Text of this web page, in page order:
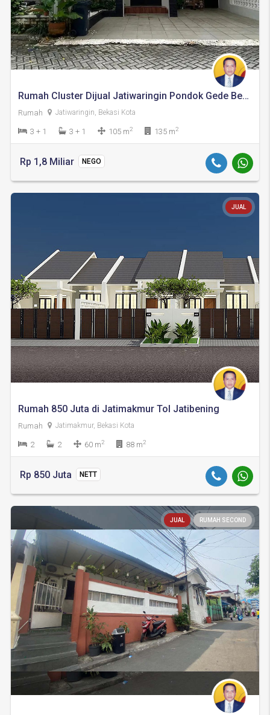
Rumah Cluster Dijual Jatiwaringin Pondok Gede Bekasi
Rumah Jatiwaringin, Bekasi Kota
3 + 1 3 + 1 105 m2 135 m2
Rp 1,8 Miliar NEGO
JUAL
Rumah 850 Juta di Jatimakmur Tol Jatibening
Rumah Jatimakmur, Bekasi Kota
2 2 60 m2 88 m2
Rp 850 Juta NETT
JUAL RUMAH SECOND